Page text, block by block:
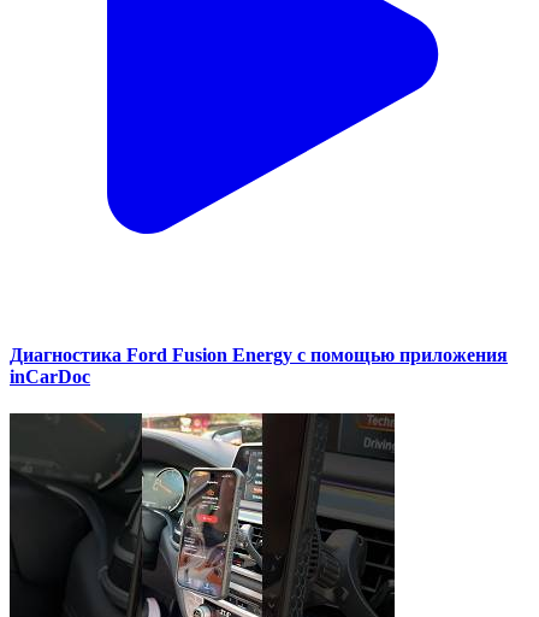
Диагностика Ford Fusion Energy с помощью приложения
inCarDoc